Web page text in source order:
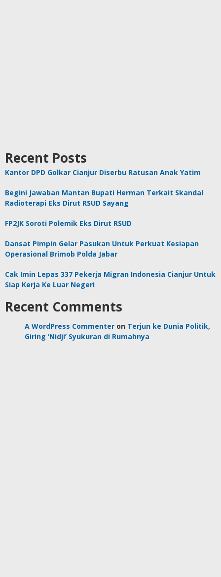
Recent Posts
Kantor DPD Golkar Cianjur Diserbu Ratusan Anak Yatim
Begini Jawaban Mantan Bupati Herman Terkait Skandal
Radioterapi Eks Dirut RSUD Sayang
FP2JK Soroti Polemik Eks Dirut RSUD
Dansat Pimpin Gelar Pasukan Untuk Perkuat Kesiapan
Operasional Brimob Polda Jabar
Cak Imin Lepas 337 Pekerja Migran Indonesia Cianjur Untuk
Siap Kerja Ke Luar Negeri
Recent Comments
A WordPress Commenter on Terjun ke Dunia Politik,
Giring ‘Nidji’ Syukuran di Rumahnya